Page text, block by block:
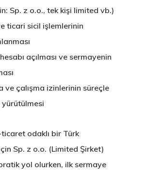
Sp. z o.o., tek kişi limited vb.)
ticari sicil işlemlerinin
açılması ve sermayenin
ve çalışma izinlerinin süreçle
odaklı bir Türk
Sp. z o.o. (Limited Şirket)
yol olurken, ilk sermaye
Avrupa Birliği
Oturma Ve
Çalışma İzni